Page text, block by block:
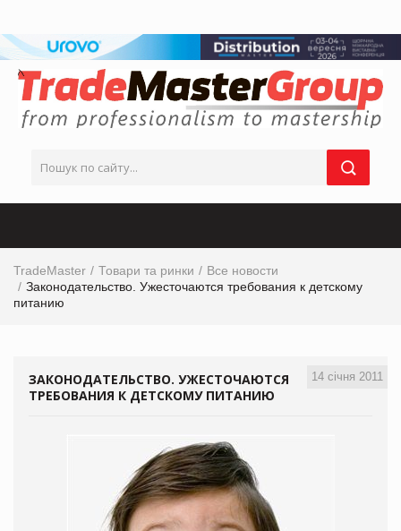
TradeMaster Товари та ринки
Все новости
Законодательство. Ужесточаются требования к детскому
питанию
14 січня 2011
ЗАКОНОДАТЕЛЬСТВО. УЖЕСТОЧАЮТСЯ
ТРЕБОВАНИЯ К ДЕТСКОМУ ПИТАНИЮ